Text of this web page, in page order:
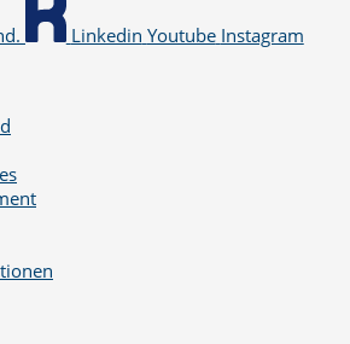
Linkedin Youtube Instagram